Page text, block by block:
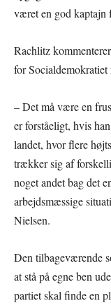
været en god kaptajn
Rachlitz
for
– Det må være en
er forståeligt, hvis
landet, hvor flere
trækker sig af
noget andet bag det
arbejdsmæssige
Nielsen.
Den tilbageværende
at stå på egne ben
partiet skal finde en